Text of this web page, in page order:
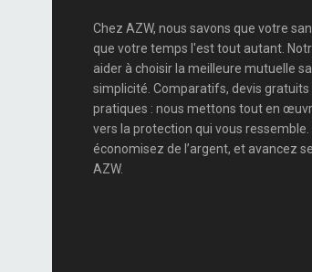
Chez AZW, nous savons que votre
que votre temps l'est tout autant.
aider à choisir la meilleure mutuelle
simplicité. Comparatifs, devis gratuits
pratiques : nous mettons tout en
vers la protection qui vous
économisez de l’argent, et avancez
AZW.